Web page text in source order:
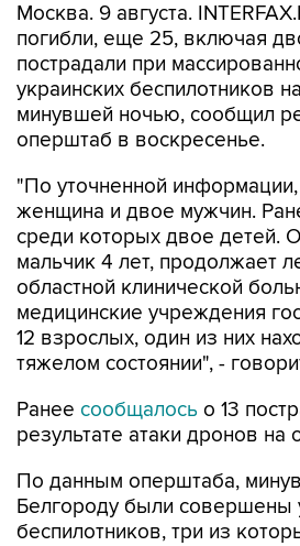
Москва. 9 августа.
погибли, еще 25, включая
пострадали при
украинских беспилотников
минувшей ночью, сообщил
оперштаб в воскресенье.
"По уточненной
женщина и двое мужчин.
среди которых двое детей.
мальчик 4 лет, продолжает
областной клинической
медицинские учреждения
12 взрослых, один из них
тяжелом состоянии", -
Ранее сообщалось о 13
результате атаки дронов на
По данным оперштаба,
Белгороду были совершены
беспилотников, три из